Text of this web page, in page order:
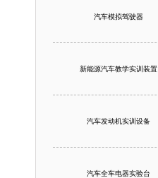
汽车模拟驾驶器
新能源汽车教学实训装置
汽车发动机实训设备
汽车全车电器实验台